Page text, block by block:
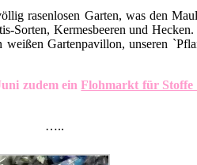
rasenlosen Garten, was den
Kermesbeeren und
Gartenpavillon, unseren
zudem einFlohmarkt für
…..